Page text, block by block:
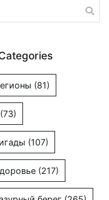
(81)
(73)
(107)
(217)